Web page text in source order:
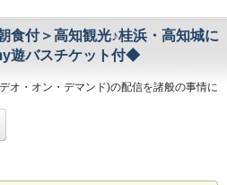
寺…車で約15分
寺…車で約20分
寺…車で約20分
クル
ト対応
約10分
…車で約25分
城歴史博物館、ひろめ市場、日曜市…徒歩約
場は一日の疲れが癒やされると好評です!
て下さい。男湯にはサウナも完備♪
/15:00～24:00
やバスも駐車可能な専用平置き駐車場37台
食を食べて朝から元気にご出発ください★
ットホームなお客さま対応
歩5分の好立地!
ご提供!シモンズ社製ベッドを全洋室に採用
た平置き駐車場!大型車やバスも駐車可能
食付＞高知観光♪桂浜・高知城に
遊バスチケット付◆
オ・オン・デマンド)の配信を諸般の事情に
だき、誠にありがとうございました。